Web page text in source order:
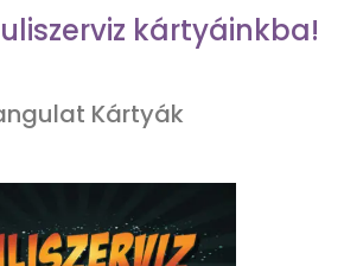
kártyáinkba!
Kártyák